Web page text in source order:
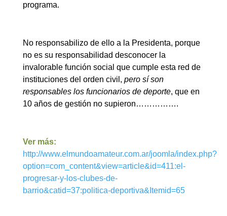
programa.
No responsabilizo de ello a la Presidenta, porque
no es su responsabilidad desconocer la
invalorable función social que cumple esta red de
instituciones del orden civil, pero sí son
responsables los funcionarios de deporte, que en
10 años de gestión no supieron…………….
Ver más:
http://www.elmundoamateur.com.ar/joomla/index.php?
option=com_content&view=article&id=411:el-
progresar-y-los-clubes-de-
barrio&catid=37:politica-deportiva&Itemid=65